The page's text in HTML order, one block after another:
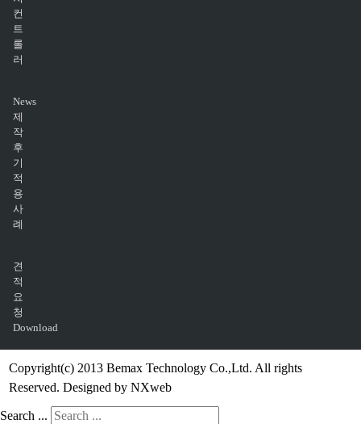
컨
트
롤
러
News
제
작
후
기
적
용
사
례
견
적
요
청
Download
Copyright(c) 2013 Bemax Technology Co.,Ltd. All rights
Reserved. Designed by NXweb
Search ...